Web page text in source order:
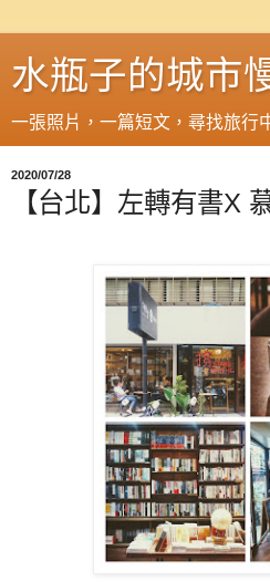
水瓶子的城市
一張照片，一篇短文，尋找旅行
2020/07/28
【台北】左轉有書X